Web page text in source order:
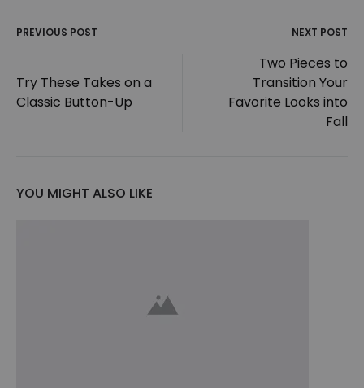
Post
navigation
PREVIOUS POST NEXT POST
Try These Takes on a
Classic Button-Up
Two Pieces to
Transition Your
Favorite Looks into
Fall
YOU MIGHT ALSO LIKE